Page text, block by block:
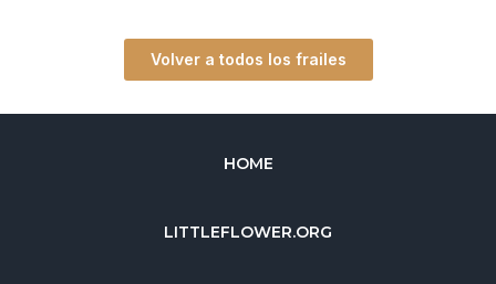
Volver a todos los frailes
HOME
LITTLEFLOWER.ORG